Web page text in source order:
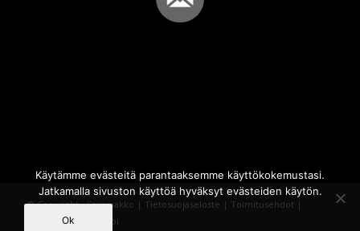
© Copyright - Sammakko | Tietosuojaseloste | Toimitusehdot |
Powered by
iQWebbi
Käytämme evästeitä parantaaksemme käyttökokemustasi.
Jatkamalla sivuston käyttöä hyväksyt evästeiden käytön.
Ok